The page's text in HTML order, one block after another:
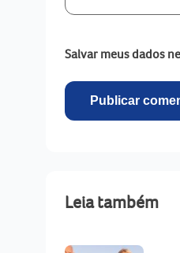
Salvar meus dados
Leia também